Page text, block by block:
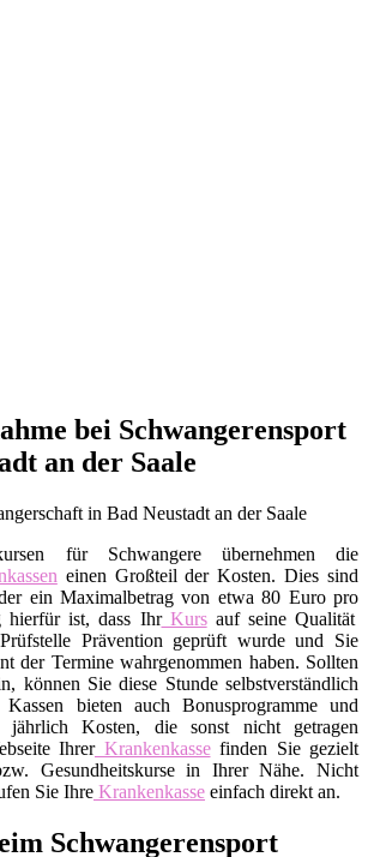
bei Schwangerensport
an der Saale
für Schwangere übernehmen die
einen Großteil der Kosten. Dies sind
ein Maximalbetrag von etwa 80 Euro pro
hierfür ist, dass IhrKursauf seine Qualität
Prävention geprüft wurde und Sie
der Termine wahrgenommen haben. Sollten
können Sie diese Stunde selbstverständlich
bieten auch Bonusprogramme und
jährlich Kosten, die sonst nicht getragen
IhrerKrankenkassefinden Sie gezielt
Gesundheitskurse in Ihrer Nähe. Nicht
Sie Ihre Krankenkasse einfach direkt an.
Schwangerensport